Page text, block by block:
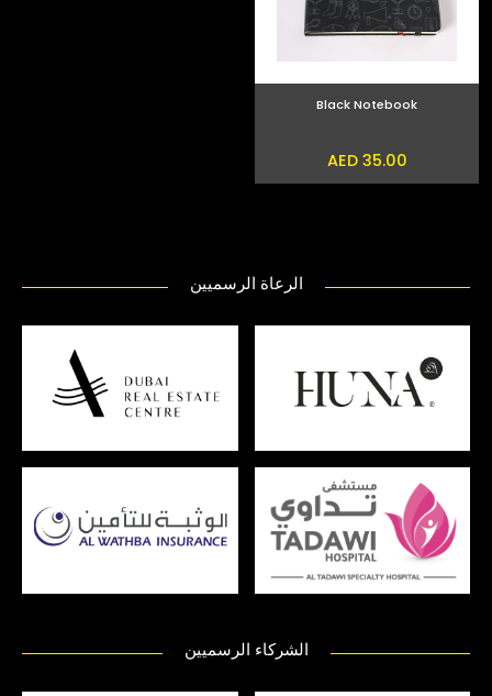
Black Notebook
AED 35.00
الرعاة الرسميين
الشركاء الرسميين